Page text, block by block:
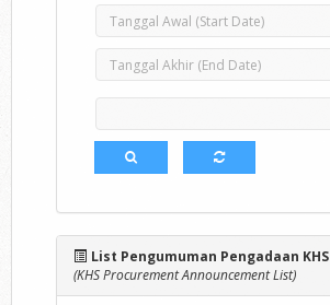
List Pengumuman Pengadaan KHS
(KHS Procurement Announcement List)